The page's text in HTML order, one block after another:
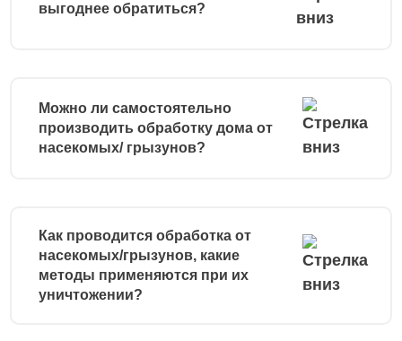
выгоднее обратиться?
Можно ли самостоятельно
производить обработку дома от
насекомых/ грызунов?
Как проводится обработка от
насекомых/грызунов, какие
методы применяются при их
уничтожении?